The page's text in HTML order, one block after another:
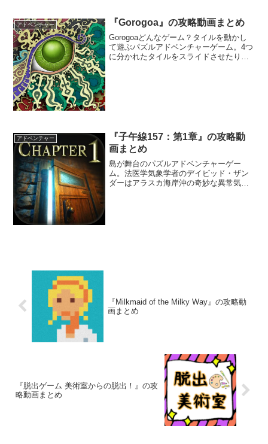
アドベンチャー 『Gorogoa』の攻略動画まとめ
Gorogoaどんなゲーム？タイルを動かし
て遊ぶパズルアドベンチャーゲーム。4つ
に分かれたタイルをスライドさせたり重
アドベンチャー
『子午線157：第1章』の攻略動
画まとめ
島が舞台のパズルアドベンチャーゲー
ム。法医学気象学者のデイビッド・ザン
ダーはアラスカ海岸沖の奇妙な異常気象
『Milkmaid of the Milky Way』の攻略動
画まとめ
『脱出ゲーム 美術室からの脱出！』の攻
略動画まとめ